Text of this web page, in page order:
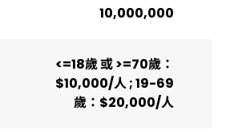
10,000,000
<=18歲 或 >=70歲：
$10,000/人 ; 19-69
歲：$20,000/人